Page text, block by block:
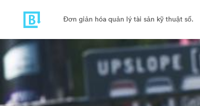
Đơn giản hóa quản lý tài sản kỹ thuật số.